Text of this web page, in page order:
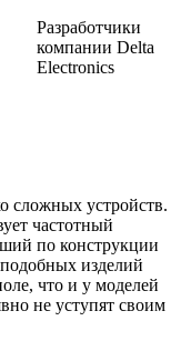
Разработчики
компании Delta
Electronics
сложных устройств.
частотный
по конструкции
изделий
что и у моделей
не уступят своим